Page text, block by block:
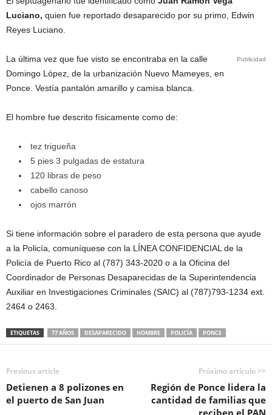
Luciano, quien fue reportado desaparecido por su primo, Edwin
Reyes Luciano.
Publicidad
La última vez que fue visto se encontraba en la calle
Domingo López, de la urbanización Nuevo Mameyes, en
Ponce. Vestía pantalón amarillo y camisa blanca.
El hombre fue descrito físicamente como de:
tez trigueña
5 pies 3 pulgadas de estatura
120 libras de peso
cabello canoso
ojos marrón
Si tiene información sobre el paradero de esta persona que ayude
a la Policía, comuníquese con la LÍNEA CONFIDENCIAL de la
Policía de Puerto Rico al (787) 343-2020 o a la Oficina del
Coordinador de Personas Desaparecidas de la Superintendencia
Auxiliar en Investigaciones Criminales (SAIC) al (787)793-1234 ext.
2464 o 2463.
ETIQUETAS 77 AÑOS DESAPARECIDO HOMBRE POLICÍA PONCE
Previous article
Detienen a 8 polizones en
el puerto de San Juan
Próximo artículo >>
Región de Ponce lidera la
cantidad de familias que
reciben el PAN